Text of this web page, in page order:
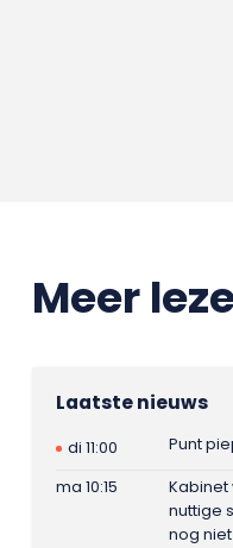
Meer
Laatste nieuws
di 11:00
Punt
ma 10:15
Kabinet
nuttige
nog